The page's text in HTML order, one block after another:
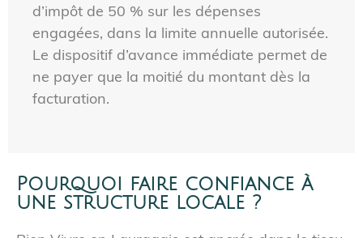
d’impôt de 50 % sur les dépenses
engagées, dans la limite annuelle autorisée.
Le dispositif d’avance immédiate permet de
ne payer que la moitié du montant dès la
facturation.
Pourquoi faire confiance à
une structure locale ?